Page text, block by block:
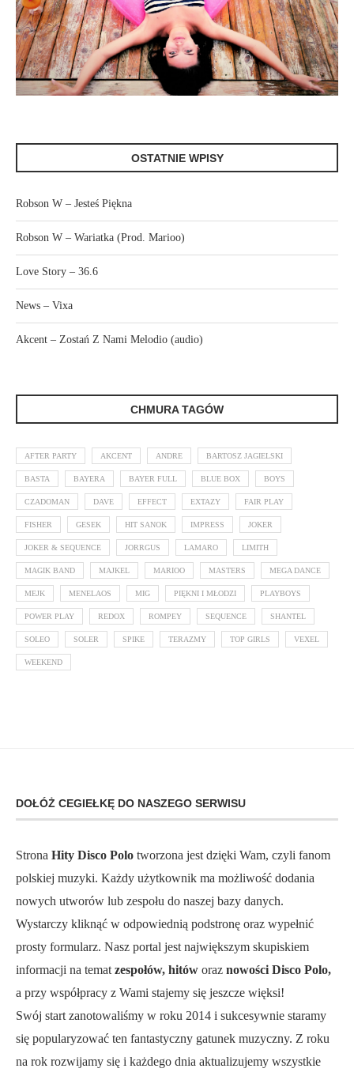
OSTATNIE WPISY
Robson W – Jesteś Piękna
Robson W – Wariatka (Prod. Marioo)
Love Story – 36.6
News – Vixa
Akcent – Zostań Z Nami Melodio (audio)
CHMURA TAGÓW
AFTER PARTY AKCENT ANDRE BARTOSZ JAGIELSKI
BASTA BAYERA BAYER FULL BLUE BOX BOYS
CZADOMAN DAVE EFFECT EXTAZY FAIR PLAY
FISHER GESEK HIT SANOK IMPRESS JOKER
JOKER & SEQUENCE JORRGUS LAMARO LIMITH
MAGIK BAND MAJKEL MARIOO MASTERS MEGA DANCE
MEJK MENELAOS MIG PIĘKNI I MŁODZI PLAYBOYS
POWER PLAY REDOX ROMPEY SEQUENCE SHANTEL
SOLEO SOLER SPIKE TERAZMY TOP GIRLS VEXEL
WEEKEND
DOŁÓŻ CEGIEŁKĘ DO NASZEGO SERWISU
Strona Hity Disco Polo tworzona jest dzięki Wam, czyli fanom
polskiej muzyki. Każdy użytkownik ma możliwość dodania
nowych utworów lub zespołu do naszej bazy danych.
Wystarczy kliknąć w odpowiednią podstronę oraz wypełnić
prosty formularz. Nasz portal jest największym skupiskiem
informacji na tematzespołów, hitów oraz nowości Disco Polo,
a przy współpracy z Wami stajemy się jeszcze więksi!
Swój start zanotowaliśmy w roku 2014 i sukcesywnie staramy
się popularyzować ten fantastyczny gatunek muzyczny. Z roku
na rok rozwijamy się i każdego dnia aktualizujemy wszystkie